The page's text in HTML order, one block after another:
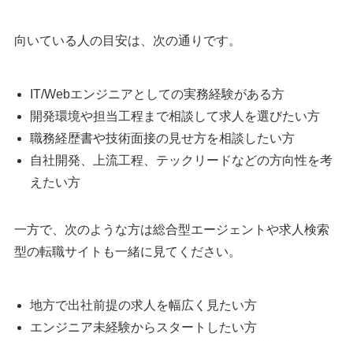
向いている人の目安は、次の通りです。
IT/Webエンジニアとしての実務経験がある方
開発環境や担当工程まで相談して求人を選びたい方
職務経歴書や技術面接の見せ方を相談したい方
自社開発、上流工程、テックリードなどの方向性を考
えたい方
一方で、次のような方は総合型エージェントや求人検索
型の転職サイトも一緒に見てください。
地方で出社前提の求人を幅広く見たい方
エンジニア未経験からスタートしたい方